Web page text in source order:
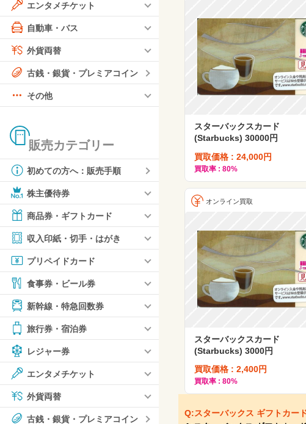
エンタメチケット
自動車・バス
外貨両替
古銭・銀貨・プレミアコイン
その他
販売カテゴリー
初めての方へ：販売手順
株主優待券
商品券・ギフトカード
収入印紙・切手・はがき
プリペイドカード
食事券・ビール券
新幹線・特急回数券
旅行券・宿泊券
レジャー券
エンタメチケット
外貨両替
古銭・銀貨・プレミアコイン
スターバックスカード
(Starbucks) 30000円
買取価格 : 24,000円
買取率 : 80%
オンライン買取
スターバックスカード
(Starbucks) 3000円
買取価格 : 2,400円
買取率 : 80%
Q:スターバックス ギフトカー